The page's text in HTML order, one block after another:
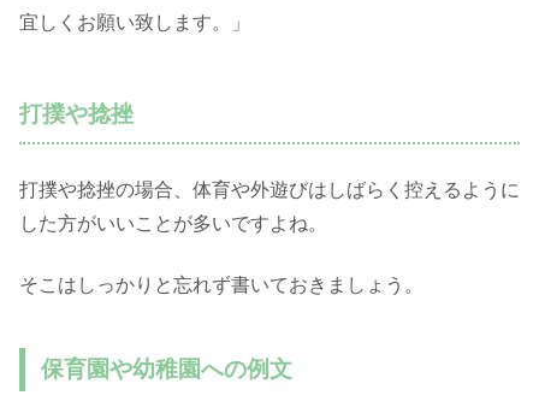
宜しくお願い致します。」
打撲や捻挫
打撲や捻挫の場合、体育や外遊びはしばらく控えるように
した方がいいことが多いですよね。
そこはしっかりと忘れず書いておきましょう。
保育園や幼稚園への例文